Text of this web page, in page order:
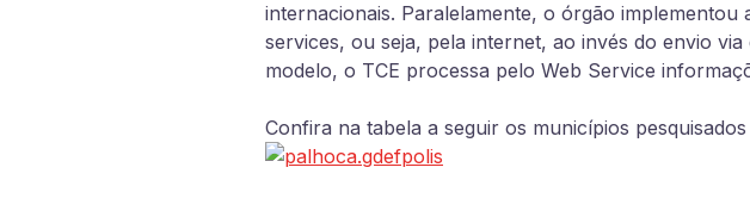
internacionais. Paralelamente, o órgão
services, ou seja, pela internet, ao invés do envio
modelo, o TCE processa pelo Web Service
Confira na tabela a seguir os municípios